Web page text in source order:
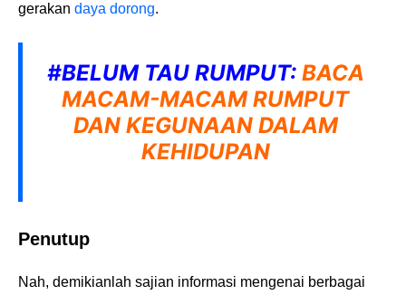
gerakan daya dorong.
#BELUM TAU RUMPUT: BACA
MACAM-MACAM RUMPUT
DAN KEGUNAAN DALAM
KEHIDUPAN
Penutup
Nah, demikianlah sajian informasi mengenai berbagai